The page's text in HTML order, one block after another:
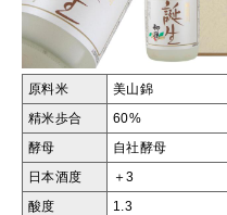
原料米 美山錦
精米歩合 60%
酵母 自社酵母
日本酒度 ＋3
酸度 1.3